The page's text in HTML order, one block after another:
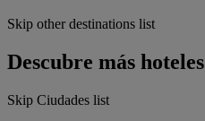
Skip other destinations list
Descubre más hoteles
Skip Ciudades list